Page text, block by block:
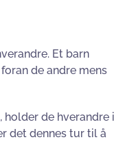
Et barn
de andre mens
holder de hverandre i
det dennes tur til å